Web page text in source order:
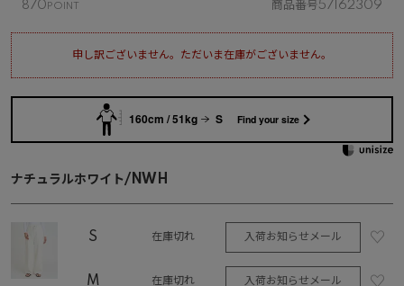
870 商品番号57162309
申し訳ございません。ただいま在庫がございません。
160cm / 51kg S Find your size
ナチュラルホワイト/NWH
S 在庫切れ 入荷お知らせメール
M 在庫切れ 入荷お知らせメール